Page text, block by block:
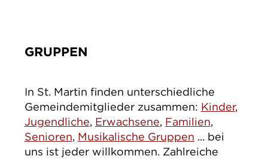
GRUPPEN
In St. Martin finden unterschiedliche
Gemeindemitglieder zusammen: Kinder,
Jugendliche, Erwachsene, Familien,
Senioren, Musikalische Gruppen ... bei
uns ist jeder willkommen. Zahlreiche